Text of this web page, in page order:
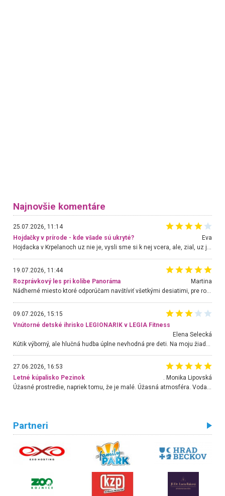
Najnovšie komentáre
25.07.2026, 11:14
Hojdačky v prírode - kde všade sú ukryté?
Eva
Hojdacka v Krpelanoch uz nie je, vysli sme si k nej vcera, ale, zial, uz je znicena. Ak sem planujete cestu len kvoli hojdacke, mozete si ju usetrit. Krasny vyhlad je tu vsak aj bez hojdacky :-)
19.07.2026, 11:44
Rozprávkový les pri kolibe Panoráma
Martina
Nádherné miesto ktoré odporúčam navštíviť všetkými desiatimi, pre rodiny s deťmi, dôchodcom... Proste a jednoducho ozaj rozprávkový les.. určite ešte prídeme. Odniesli sme si na pamiatku krásne tričká,
09.07.2026, 15:15
Vnútorné detské ihrisko LEGIONARIK v LEGIA Fitness
Elena Selecká
27.06.2026, 16:53
Letné kúpalisko Pezinok
. Monika Lipovská
Úžasné prostredie, napriek tomu, že je malé. Úžasná atmosféra. Voda fantastická a nádherná. Ľudí je pomerne veľa, ale su mili a ohľaduplní. Je veľmi zaujímavé sledovať, ako dokážu spolu športovať cudzí ľudia a bez ohľadu na vek. Vládne tu pohoda. Vnuka neviem dostať z vody. Ďakujem za krásny deň . Urcite sa sem vrátim. Jediný problém je s parkovaním, ale aj ten sa mi podarilo vyriešiť. Monika Bratislava
Partneri